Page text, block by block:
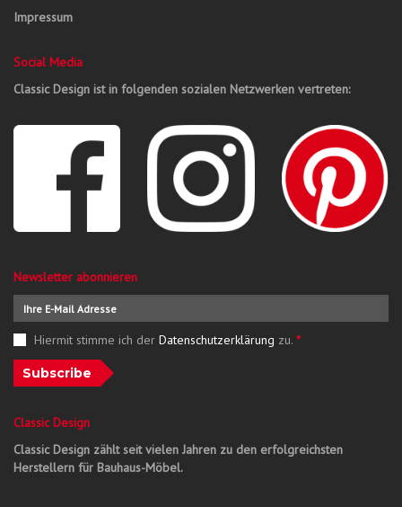
Impressum
Social Media
Classic Design ist in folgenden sozialen Netzwerken vertreten:
Newsletter abonnieren
Hiermit stimme ich der Datenschutzerklärung zu. *
Subscribe
Classic Design
Classic Design zählt seit vielen Jahren zu den erfolgreichsten
Herstellern für Bauhaus-Möbel.